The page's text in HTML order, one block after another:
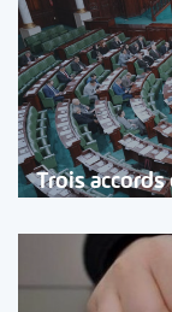
Trois accords